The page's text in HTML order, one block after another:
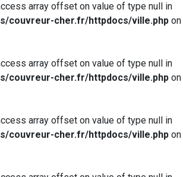
array offset on value of type null in
couvreur-cher.fr/httpdocs/ville.php on
array offset on value of type null in
couvreur-cher.fr/httpdocs/ville.php on
array offset on value of type null in
couvreur-cher.fr/httpdocs/ville.php on